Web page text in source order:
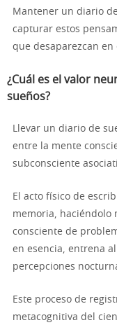
Mantener un diario
capturar estos
que desaparezcan
¿Cuál es el valor
sueños?
Llevar un diario de
entre la mente
subconsciente
El acto físico de
memoria, haciéndolo
consciente de
en esencia, entrena
percepciones
Este proceso de
metacognitiva del